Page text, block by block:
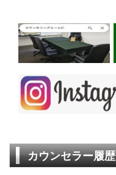
カウンセラー履歴